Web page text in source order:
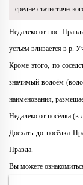
средне-
Недалеко от пос.
устьем вливается в р.
Кроме этого, по
значимый водоём
наименования,
Недалеко от посёлка (в
Доехать до посёлка
Правда.
Вы можете